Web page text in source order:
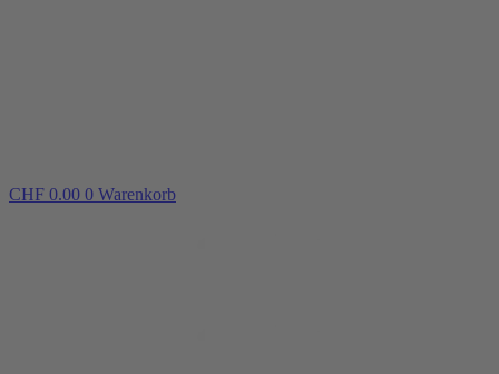
CHF 0.00 0 Warenkorb